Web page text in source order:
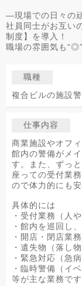
―現場での日々の
社員同士がお互い
制度】を導入！
職場の雰囲気も“◎”
職種
複合ビルの施設
仕事内容
商業施設やオフ
館内の警備がメ
す。また、ずっ
座っての受付業
ので体力的にも安
具体的には
・受付業務（人
・館内を巡回し
・開店・閉店業務
・遺失物（落し
・緊急対応（急
・臨時警備（イ
等が主な業務です